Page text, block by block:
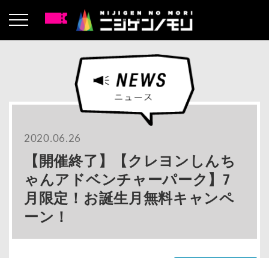
2020.06.26
【開催終了】【クレヨンしんち
ゃんアドベンチャーパーク】7
月限定！お誕生月無料キャンペ
ーン！